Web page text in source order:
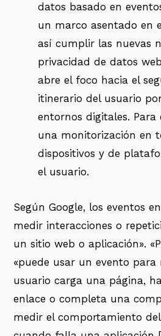
datos basado en
un marco asentado en
así cumplir las nuevas
privacidad de datos
abre el foco hacia el
itinerario del usuario
entornos digitales. Para
una monitorización en
dispositivos y de
el usuario.
Según Google, los eventos
medir interacciones o
un sitio web o aplicación».
«puede usar un evento
usuario carga una página,
enlace o completa una
medir el comportamiento